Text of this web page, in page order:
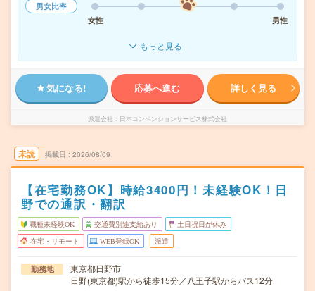
男女比率
女性
男性
もっと見る
気になる! 応募へ進む 詳しく見る
派遣会社 日本コンベンションサービス株式会社
未読 掲載日 2026/08/09
【在宅勤務OK】時給3400円！未経験OK！日
野での通訳・翻訳
職種未経験OK 交通費別途支給あり 土日祝日が休み
在宅・リモート WEB登録OK 派遣
勤務地
東京都日野市
日野(東京都)駅から徒歩15分／八王子駅からバス12分